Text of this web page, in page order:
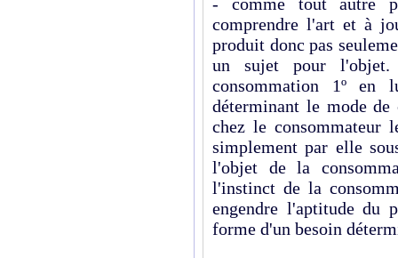
comprendre l'art et à
produit donc pas
un sujet pour
consommation 1º en
déterminant le mode de
chez le consom­ma­teur
simplement par elle
l'objet de la
l'instinct de la
engendre l'aptitude du
forme d'un besoin